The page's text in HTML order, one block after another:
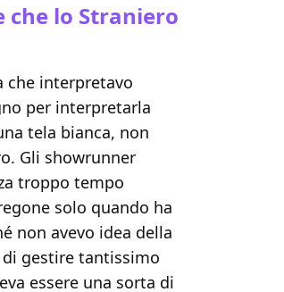
che lo Straniero
che interpretavo
per interpretarla
tela bianca, non
Gli showrunner
troppo tempo
solo quando ha
non avevo idea della
di gestire tantissimo
essere una sorta di